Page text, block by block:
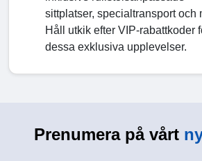
sittplatser, specialtransport och
Håll utkik efter VIP-rabattkoder
dessa exklusiva upplevelser.
Prenumera på vårt